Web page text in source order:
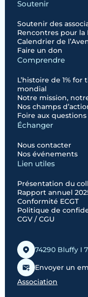
Soutenir
Soutenir des
Rencontres pour la
Calendrier de
Faire un don
Comprendre
L’histoire de 1%
mondial
Notre mission,
Nos champs
Foire aux questions
Échanger
Nous contacter
Nos événements
Lien utiles
Présentation du
Rapport annuel
Conformité ECGT
Politique de
CGV / CGU
74290 Bluffy I
Envoyer un
Association